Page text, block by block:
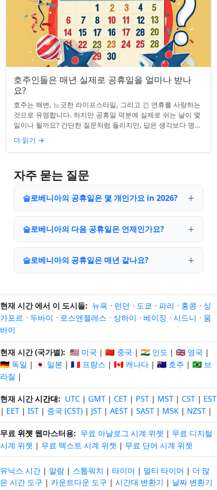
호주인들은 매년 실제로 공휴일을 얼마나 받나
요?
호주는 해변, 느긋한 라이프스타일, 그리고 긴 연휴를 사랑하는
것으로 유명합니다. 하지만 공휴일 덕분에 실제로 쉬는 날이 몇
일이나 될까요? 간단한 질문처럼 들리지만, 답은 생각보다 명확
하지 않을 수 있습니다. 거주...
더 읽기 →
자주 묻는 질문
슬로베니아의 공휴일은 몇 개인가요 in 2026?
슬로베니아의 다음 공휴일은 언제인가요?
슬로베니아의 공휴일은 매년 같나요?
현재 시간 에서 이 도시들: 뉴욕 · 런던 · 도쿄 · 파리 · 홍콩 · 싱
가포르 · 두바이 · 로스앤젤레스 · 상하이 · 베이징 · 시드니 · 뭄
바이
현재 시간 (국가별): 🇺🇸 미국 | 🇨🇳 중국 | 🇮🇳 인도 | 🇬🇧 영국 |
🇩🇪 독일 | 🇯🇵 일본 | 🇫🇷 프랑스 | 🇨🇦 캐나다 | 🇦🇺 호주 | 🇧🇷 브
라질 |
현재 시간시간대: UTC | GMT | CET | PST | MST | CST | EST
| EET | IST | 중국 (CST) | JST | AEST | SAST | MSK | NZST |
무료 위젯 웹마스터용: 무료 아날로그 시계 위젯 | 무료 디지털
시계 위젯 | 무료 텍스트 시계 위젯 | 무료 단어 시계 위젯
유닉스 시간 | 알람 | 스톱워치 | 타이머 | 멀티 타이머 | 더 많
은 시간 도구 | 카운트다운 도구 | 시간대 변환기 | 날짜 변환기